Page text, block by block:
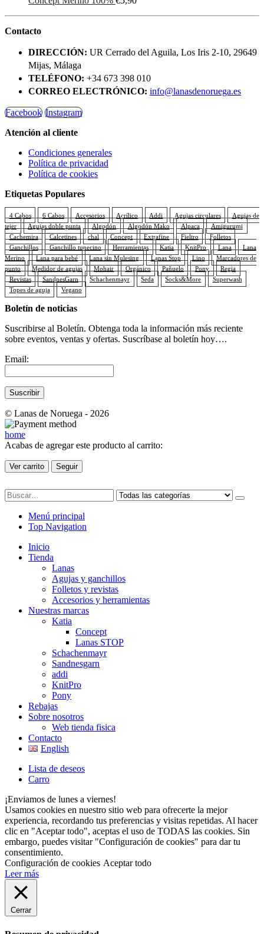
Contacto
DIRECCIÓN: UR Cerrado del Aguila, Los Iris 2-10, 29649
Mijas, Málaga
TELÉFONO: +34 673 398 010
CORREO ELECTRÓNICO: info@lanasdenoruega.es
Facebook Instagram
Atención al cliente
Condiciones generales
Política de privacidad
Política de cookies
Etiquetas Populares
4 Cabos 6 Cabos Accesorios Acrílico Addi Agujas circulares
Agujas de
tejer
Agujas doble punta Algodón Algodón Mako Alpaca
Amigurumi
Cachemira
Calcetines chal Concept Extrafine Fieltro
Folletos
Ganchillos
Ganchillo tunecino Herramientas Katia KnitPro Lana
Lana
Merino
Lana para bebé Lana sin Mulesing Lanas Stop Lino
Marcadores de
punto
Medidor de agujas Mohair Orgánico Pañuelo Pony
Regia
Revistas
SandnesGarn Schachenmayr Seda Socks&More
Superwash
Topes de aguja
Vegano
Boletín de noticias
Suscribirse al Boletín. Obtenga toda la información más reciente
sobre eventos, ventas y ofertas. Suscríbase al boletín hoy….
Email:
© Lanas de Noruega - 2026
home
Acabas de agregar este producto al carrito:
Ver carrito Seguir
Menú principal
Top Navigation
Inicio
Tienda
Lanas
Agujas y ganchillos
Folletos y revistas
Accesorios y herramientas
Nuestras marcas
Katia
Concept
Lanas STOP
Schachenmayr
Sandnesgarn
addi
KnitPro
Pony
Rebajas
Sobre nosotros
Web tienda fisica
Contacto
English
Lista de deseos
Carro
¡Enviamos de lunes a viernes!
Usamos cookies en nuestro sitio web para ofrecerte la mejor
experiencia, recordando tus preferencias y visitas repetidas. Al hacer
clic en "Aceptar todo", aceptas el uso de TODAS las cookies. Sin
embargo, puedes visitar "Configuración de cookies" para dar tu
consentimiento.
Configuración de cookies Aceptar todo
Leer más
Cerrar